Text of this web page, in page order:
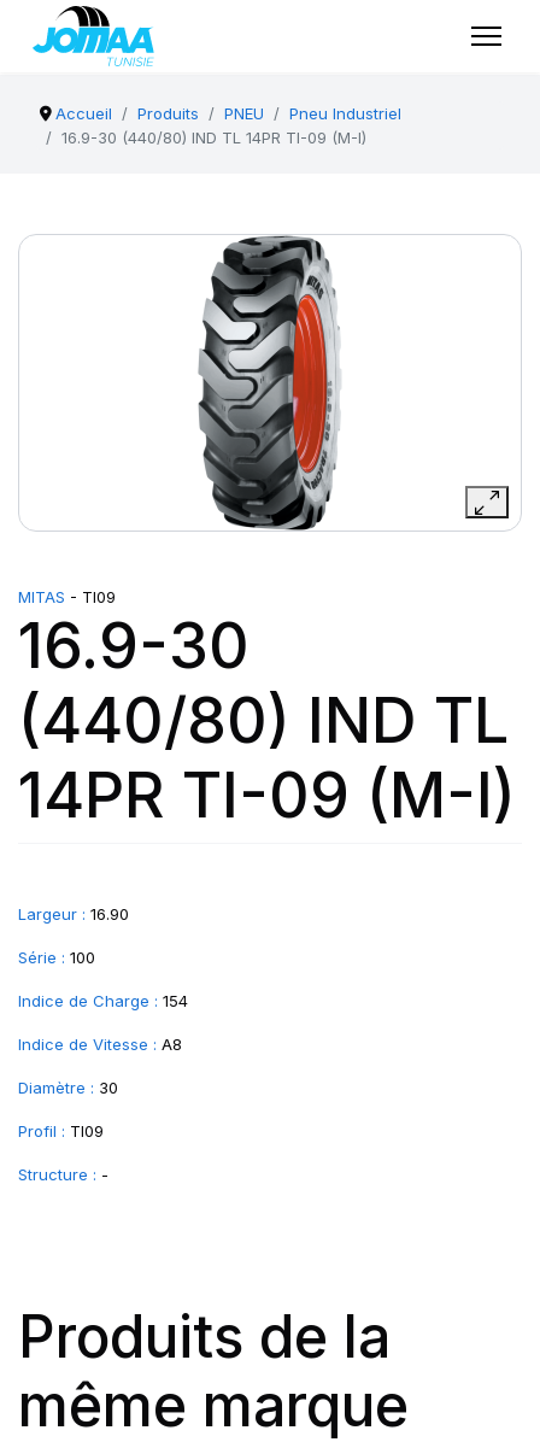
Accueil Produits PNEU
Pneu Industriel
16.9-30 (440/80) IND TL 14PR TI-09 (M-I)
MITAS - TI09
16.9-30
(440/80) IND TL
14PR TI-09 (M-I)
Largeur : 16.90
Série : 100
Indice de Charge : 154
Indice de Vitesse : A8
Diamètre : 30
Profil : TI09
Structure : -
Produits de la
même marque